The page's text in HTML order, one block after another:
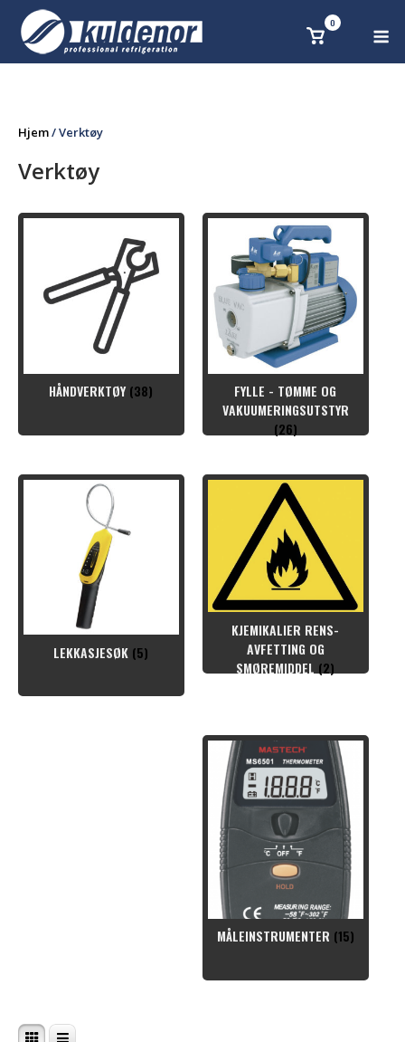
content
Se 0
Hjem/ Verktøy
Verktøy
FYLLE - TØMME OG
VAKUUMERINGSUTSTYR
(26)
HÅNDVERKTØY (38)
KJEMIKALIER RENS-
AVFETTING OG
SMØREMIDDEL (2)
LEKKASJESØK (5)
MÅLEINSTRUMENTER (15)